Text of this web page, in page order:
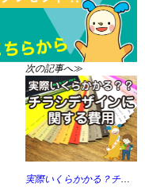
次の記事へ≫
実際いくらかかる？チラシデザインに関する費用